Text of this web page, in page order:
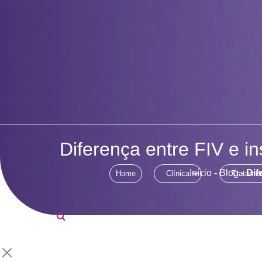
Home Clínica
Diferença entre FIV e
Início- Blog-